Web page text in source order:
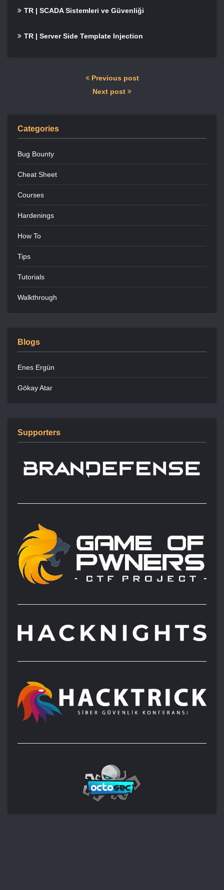
TR | SCADA Sistemleri ve Güvenliği
TR | Server Side Template Injection
Previous post
Next post
Categories
Bug Bounty
Cheat Sheet
Courses
Hardenings
How To
Tips
Tutorials
Walkthrough
Blogs
Enes Ergün
Gökay Atar
Supporters